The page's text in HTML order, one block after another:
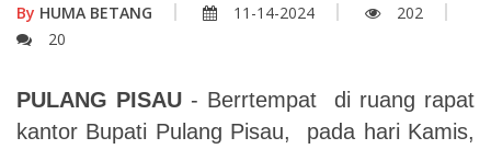
By HUMA BETANG 11-14-2024
202
20
PULANG PISAU - Berrtempat di ruang rapat
kantor Bupati Pulang Pisau, pada hari Kamis,